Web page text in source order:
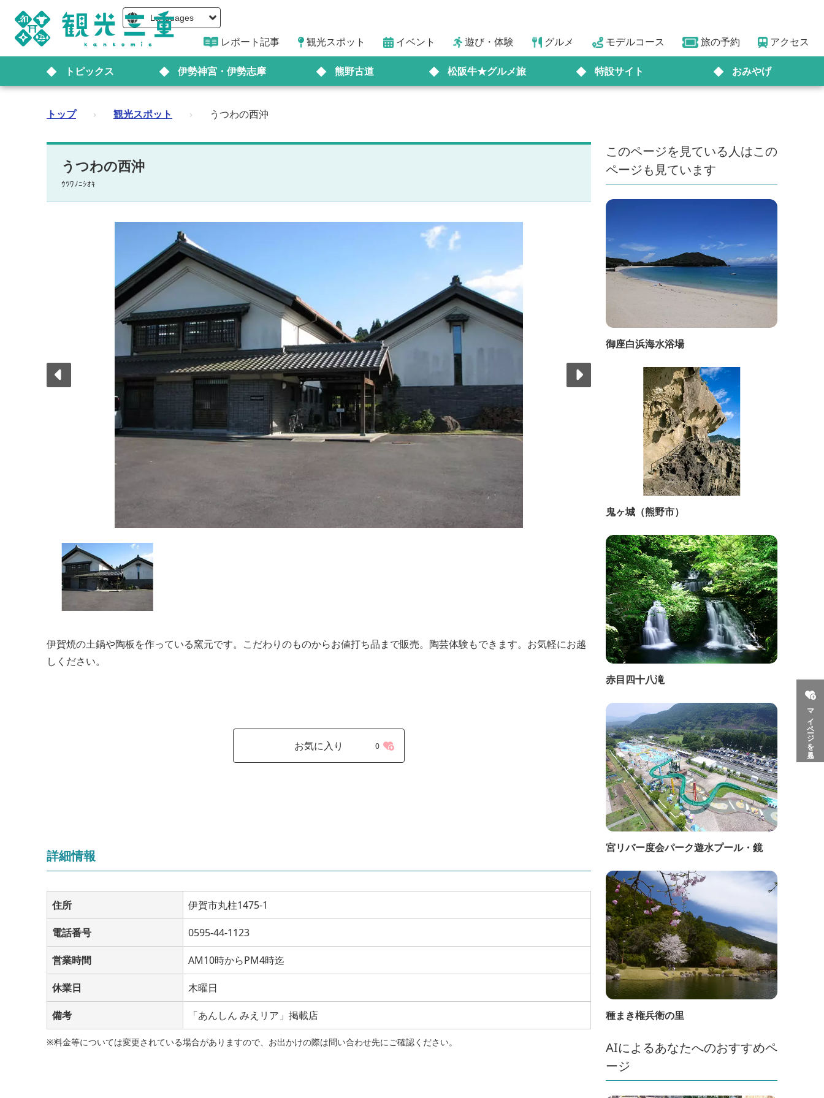
Languages
レポート記事 観光スポット イベント 遊び・体験 グルメ モデルコース 旅の予約 アクセス
トピックス 伊勢神宮・伊勢志摩 熊野古道 松阪牛★グルメ旅 特設サイト おみやげ
マイページを見る
トップ › 観光スポット › うつわの西沖
うつわの西沖
ｳﾂﾜﾉﾆｼｵｷ
伊賀焼の土鍋や陶板を作っている窯元です。こだわりのものからお値打ち品まで販売。陶芸体験もできます。お気軽にお越
しください。
お気に入り 0
詳細情報
住所 伊賀市丸柱1475-1
電話番号 0595-44-1123
営業時間 AM10時からPM4時迄
休業日 木曜日
備考 「あんしん みえリア」掲載店
※料金等については変更されている場合がありますので、お出かけの際は問い合わせ先にご確認ください。
このページを見ている人はこの
ページも見ています
御座白浜海水浴場
鬼ヶ城（熊野市）
赤目四十八滝
宮リバー度会パーク遊水プール・鏡
種まき権兵衛の里
AIによるあなたへのおすすめペ
ージ